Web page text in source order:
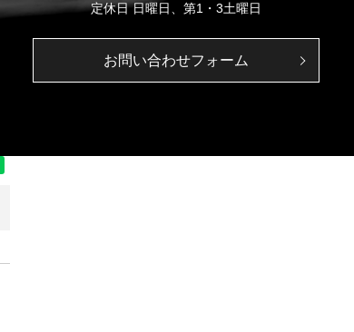
定休日 日曜日、第1・3土曜日
お問い合わせフォーム